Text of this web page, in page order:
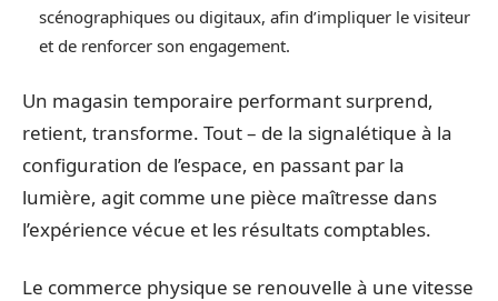
scénographiques ou digitaux, afin d’impliquer le visiteur
et de renforcer son engagement.
Un magasin temporaire performant surprend,
retient, transforme. Tout – de la signalétique à la
configuration de l’espace, en passant par la
lumière, agit comme une pièce maîtresse dans
l’expérience vécue et les résultats comptables.
Le commerce physique se renouvelle à une vitesse